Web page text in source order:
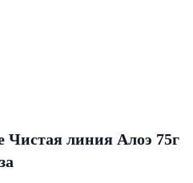
линия Алоэ 75г